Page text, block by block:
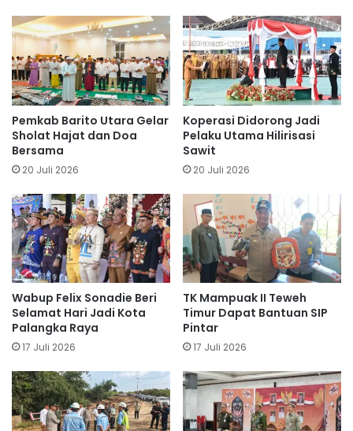
Pemkab Barito Utara Gelar
Sholat Hajat dan Doa
Bersama
20 Juli 2026
Koperasi Didorong Jadi
Pelaku Utama Hilirisasi
Sawit
20 Juli 2026
Wabup Felix Sonadie Beri
Selamat Hari Jadi Kota
Palangka Raya
17 Juli 2026
TK Mampuak II Teweh
Timur Dapat Bantuan SIP
Pintar
17 Juli 2026